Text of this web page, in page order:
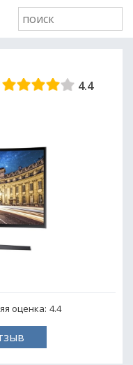
4.4
оценка: 4.4